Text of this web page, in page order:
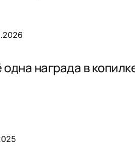
награда в